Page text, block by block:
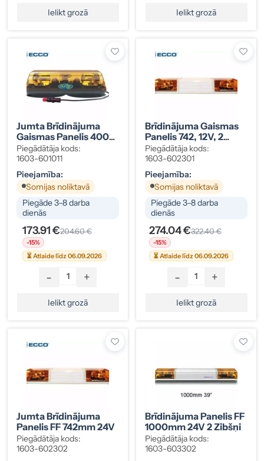
Ielikt grozā Ielikt grozā
Jumta Brīdinājuma
Gaismas Panelis 400
Mm FF Ar Magnētu,
Dzeltens
Piegādātāja kods:
1603-601011
Pieejamība:
Somijas noliktavā
Piegāde 3–8 darba
dienās
173.91 €204.60 €
-15%
⏳ Atlaide līdz 06.09.2026
- +
Ielikt grozā
Brīdinājuma Gaismas
Panelis 742, 12V, 2
Sekcijas
Piegādātāja kods:
1603-602301
Pieejamība:
Somijas noliktavā
Piegāde 3–8 darba
dienās
274.04 €322.40 €
-15%
⏳ Atlaide līdz 06.09.2026
- +
Ielikt grozā
Jumta Brīdinājuma
Panelis FF 742mm 24V
Piegādātāja kods:
1603-602302
Brīdinājuma Panelis FF
1000mm 24V 2 Zibšņi
Piegādātāja kods:
1603-603302